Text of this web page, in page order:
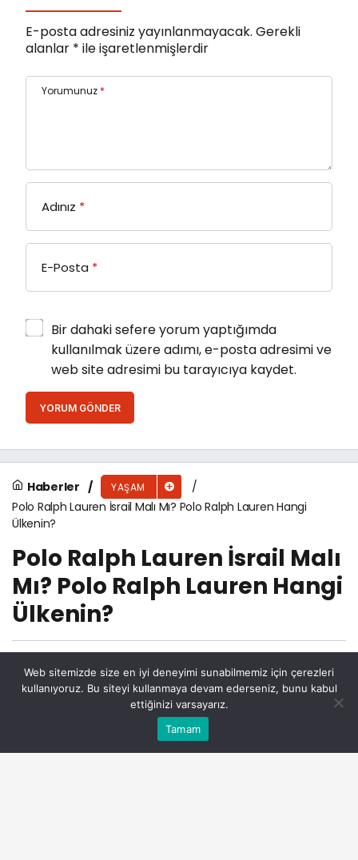
E-posta adresiniz yayınlanmayacak. Gerekli
alanlar * ile işaretlenmişlerdir
Yorumunuz *
Adınız *
E-Posta *
Bir dahaki sefere yorum yaptığımda
kullanılmak üzere adımı, e-posta adresimi ve
web site adresimi bu tarayıcıya kaydet.
YORUM GÖNDER
Haberler YAŞAM
Polo Ralph Lauren İsrail Malı Mı? Polo Ralph Lauren Hangi
Ülkenin?
Polo Ralph Lauren İsrail Malı
Mı? Polo Ralph Lauren Hangi
Ülkenin?
Şeker Pınar Habertarafından yayınlandı
10 Temmuz 2024, 04:13yayınlandı
Bu web sitesinde en iyi deneyimi yaşamanızı sağlamak
için çerezler kullanılmaktadır.
Eczaneler
Web sitemizde size en iyi deneyimi sunabilmemiz için çerezleri
kullanıyoruz. Bu siteyi kullanmaya devam ederseniz, bunu kabul
ettiğinizi varsayarız.
Tamam